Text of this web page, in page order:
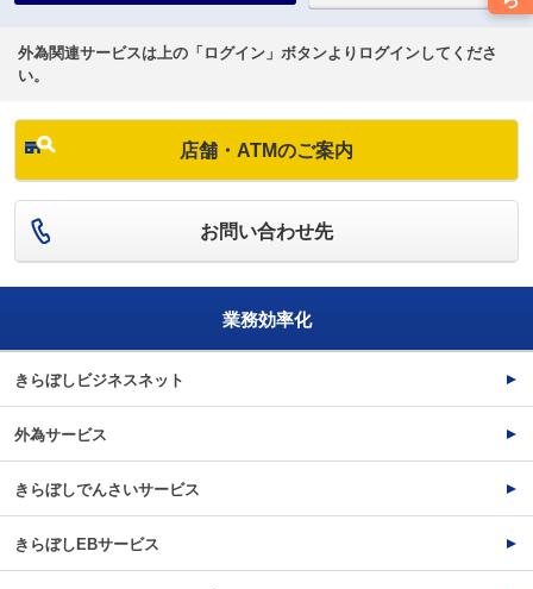
外為関連サービスは上の「ログイン」ボタンよりログインしてくださ
い。
店舗・ATMのご案内
お問い合わせ先
業務効率化
きらぼしビジネスネット
外為サービス
きらぼしでんさいサービス
きらぼしEBサービス